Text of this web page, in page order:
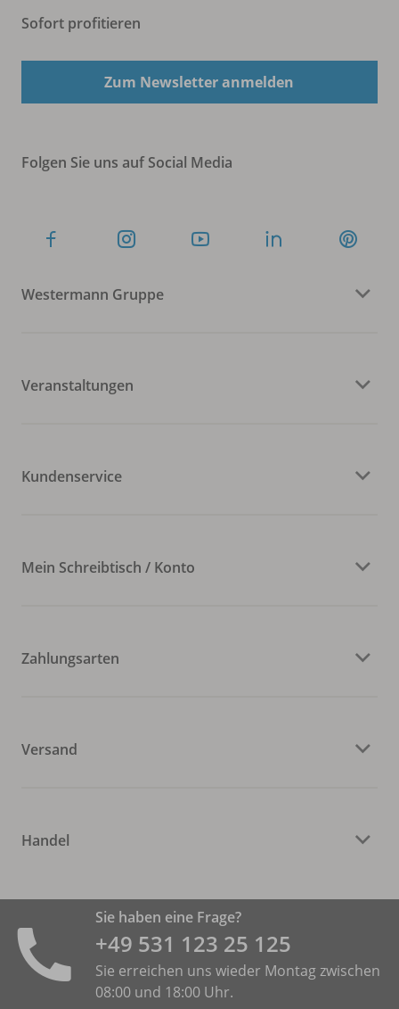
Sofort profitieren
Zum Newsletter anmelden
Folgen Sie uns auf Social Media
Westermann Gruppe
Veranstaltungen
Kundenservice
Mein Schreibtisch / Konto
Zahlungsarten
Versand
Handel
Sie haben eine Frage?
+49 531 ­123 25 125
Sie erreichen uns wieder Montag zwischen
08:00 und 18:00 Uhr.